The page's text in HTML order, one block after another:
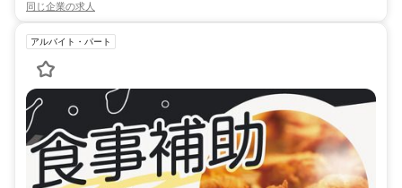
同じ企業の求人
アルバイト・パート